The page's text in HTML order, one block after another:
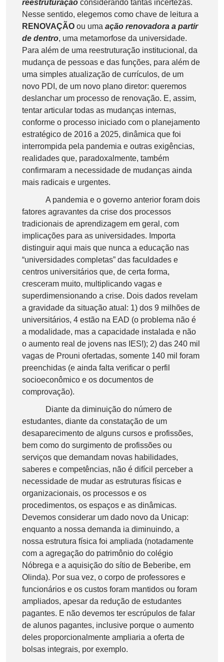
reestruturação considerando tantas incertezas.
Nesse sentido, elegemos como chave de leitura a
RENOVAÇÃO ou uma ação renovadora a partir
de dentro, uma metamorfose da universidade.
Para além de uma reestruturação institucional, da
mudança de pessoas e das funções, para além de
uma simples atualização de currículos, de um
novo PDI, de um novo plano diretor: queremos
deslanchar um processo de renovação. E, assim,
tentar articular todas as mudanças internas,
conforme o processo iniciado com o planejamento
estratégico de 2016 a 2025, dinâmica que foi
interrompida pela pandemia e outras exigências,
realidades que, paradoxalmente, também
confirmaram a necessidade de mudanças ainda
mais radicais e urgentes.
A pandemia e o governo anterior foram dois
fatores agravantes da crise dos processos
tradicionais de aprendizagem em geral, com
implicações para as universidades. Importa
distinguir aqui mais que nunca a educação nas
“universidades completas” das faculdades e
centros universitários que, de certa forma,
cresceram muito, multiplicando vagas e
superdimensionando a crise. Dois dados revelam
a gravidade da situação atual: 1) dos 9 milhões de
universitários, 4 estão na EAD (o problema não é
a modalidade, mas a capacidade instalada e não
o aumento real de jovens nas IES!); 2) das 240 mil
vagas de Prouni ofertadas, somente 140 mil foram
preenchidas (e ainda falta verificar o perfil
socioeconômico e os documentos de
comprovação).
Diante da diminuição do número de
estudantes, diante da constatação de um
desaparecimento de alguns cursos e profissões,
bem como do surgimento de profissões ou
serviços que demandam novas habilidades,
saberes e competências, não é difícil perceber a
necessidade de mudar as estruturas físicas e
organizacionais, os processos e os
procedimentos, os espaços e as dinâmicas.
Devemos considerar um dado novo da Unicap:
enquanto a nossa demanda ia diminuindo, a
nossa estrutura física foi ampliada (notadamente
com a agregação do patrimônio do colégio
Nóbrega e a aquisição do sítio de Beberibe, em
Olinda). Por sua vez, o corpo de professores e
funcionários e os custos foram mantidos ou foram
ampliados, apesar da redução de estudantes
pagantes. E não devemos ter escrúpulos de falar
de alunos pagantes, inclusive porque o aumento
deles proporcionalmente ampliaria a oferta de
bolsas integrais, por exemplo.